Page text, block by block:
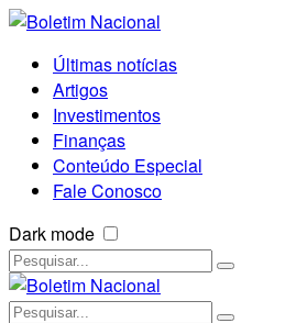
Últimas notícias
Artigos
Investimentos
Finanças
Conteúdo Especial
Fale Conosco
Dark mode